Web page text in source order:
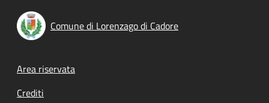
Comune di Lorenzago di Cadore
Footer menu
Area riservata
Crediti